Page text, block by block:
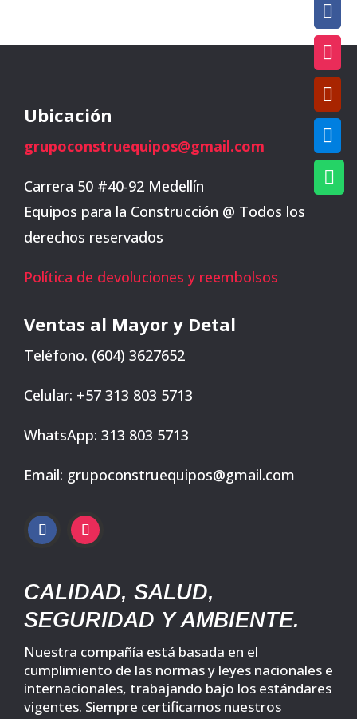





Ubicación
grupoconstruequipos@gmail.com
Carrera 50 #40-92 Medellín
Equipos para la Construcción @ Todos los
derechos reservados
Política de devoluciones y reembolsos
Ventas al Mayor y Detal
Teléfono. (604) 3627652
Celular: +57 313 803 5713
WhatsApp: 313 803 5713
Email: grupoconstruequipos@gmail.com
CALIDAD, SALUD,
SEGURIDAD Y AMBIENTE.
Nuestra compañía está basada en el
cumplimiento de las normas y leyes nacionales e
internacionales, trabajando bajo los estándares
vigentes. Siempre certificamos nuestros